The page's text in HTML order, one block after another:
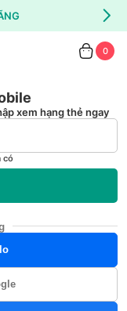
0
xem hạng thẻ ngay
có